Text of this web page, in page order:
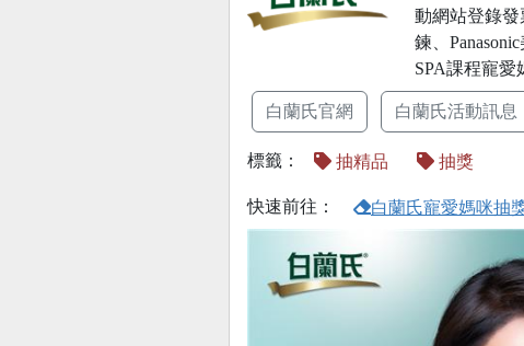
動網站登錄
鍊、
SPA課程寵愛
白蘭氏官網 白蘭氏活動訊息
標籤： 抽精品 抽獎
快速前往： 白蘭氏寵愛媽咪抽